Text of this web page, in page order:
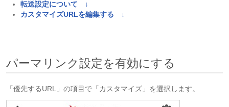
転送設定について ↓
カスタマイズURLを編集する ↓
パーマリンク設定を有効にする
「優先するURL」の項目で「カスタマイズ」を選択します。